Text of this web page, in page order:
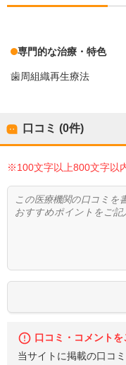
専門的な治療・特色
歯周組織再生療法
口コミ (0件)
※100文字以上800文字以
口コミ・コメント
当サイトに掲載の口コ